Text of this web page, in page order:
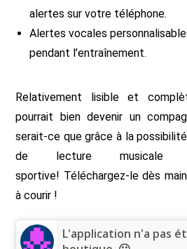
alertes sur votre téléphone.
Alertes vocales
pendant l’entraînement.
Relativement lisible et
pourrait bien devenir un
serait-ce que grâce à la
de lecture musicale
sportive! Téléchargez-le dès
à courir !
L'application n'a pas